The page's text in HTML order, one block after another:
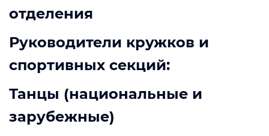
отделения
Руководители кружков и
спортивных секций:
Танцы (национальные и
зарубежные)